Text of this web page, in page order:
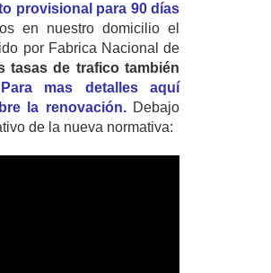
provisional para 90 días
en nuestro domicilio el
por Fabrica Nacional de
tasas de trafico también
Para mas detalles aquí
la renovación.Debajo
de la nueva normativa: